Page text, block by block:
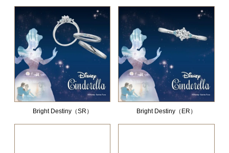
Bright Destiny（SR） Bright Destiny（ER）